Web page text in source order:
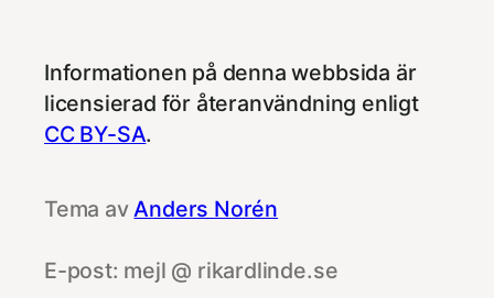
Informationen på denna webbsida är
licensierad för återanvändning enligt
CC BY-SA.
Tema av Anders Norén
E-post: mejl @ rikardlinde.se